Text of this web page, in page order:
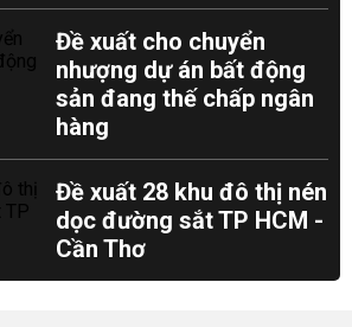
Đề xuất cho chuyển
nhượng dự án bất động
sản đang thế chấp ngân
hàng
Đề xuất 28 khu đô thị nén
dọc đường sắt TP HCM -
Cần Thơ